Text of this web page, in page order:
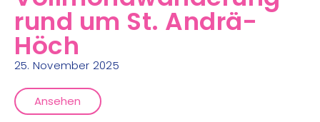
rund um St. Andrä-
Höch
25. November 2025
Ansehen